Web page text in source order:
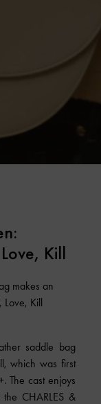
Kill
makes an
Love, Kill
saddle bag
which was first
The cast enjoys
CHARLES &